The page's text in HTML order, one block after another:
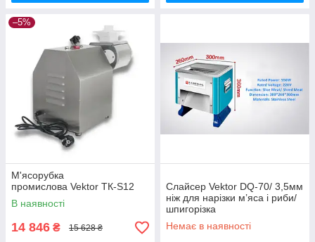
–5%
М'ясорубка
промислова Vektor ТК-S12
В наявності
14 846 ₴ 15 628 ₴
Слайсер Vektor DQ-70/ 3,5мм
ніж для нарізки м’яса і риби/
шпигорізка
Немає в наявності